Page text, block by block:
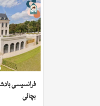
فرانسیسی
بچائی